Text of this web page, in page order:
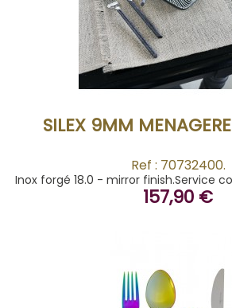
BUY
SILEX 9MM
Ref : 70732400.
Inox forgé 18.0 - mirror finish.Service
157,90 €